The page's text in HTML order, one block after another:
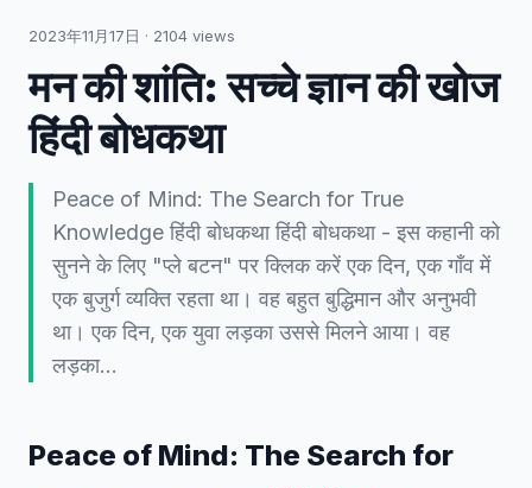
2023年11月17日 · 2104 views
मन की शांति: सच्चे ज्ञान की खोज
हिंदी बोधकथा
Peace of Mind: The Search for True
Knowledge हिंदी बोधकथा हिंदी बोधकथा - इस कहानी को
सुनने के लिए "प्ले बटन" पर क्लिक करें एक दिन, एक गाँव में
एक बुजुर्ग व्यक्ति रहता था। वह बहुत बुद्धिमान और अनुभवी
था। एक दिन, एक युवा लड़का उससे मिलने आया। वह
लड़का…
Peace of Mind: The Search for